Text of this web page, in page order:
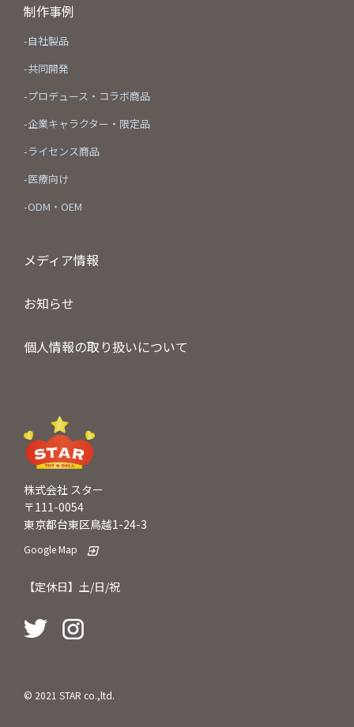
株式会社 スター
〒111-0054
東京都台東区鳥越1-24-3
Google Map
【定休日】土/日/祝
制作事例
-自社製品
-共同開発
-プロデュース・コラボ商品
-企業キャラクター・限定品
-ライセンス商品
-医療向け
-ODM・OEM
メディア情報
お知らせ
個人情報の取り扱いについて
© 2021 STAR co.,ltd.